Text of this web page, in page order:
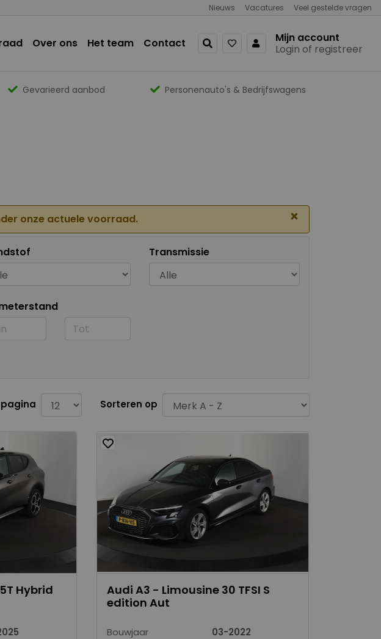
Nieuws Vacatures Veel gestelde vragen
Over ons Het team Contact
Mijn account
Login of registreer
Gevarieerd aanbod Personenauto's & Bedrijfswagens
onze actuele voorraad. ×
Transmissie
Sorteren op
Hybrid
Audi A3 - Limousine 30 TFSI S
edition Aut
Bouwjaar
03-2022